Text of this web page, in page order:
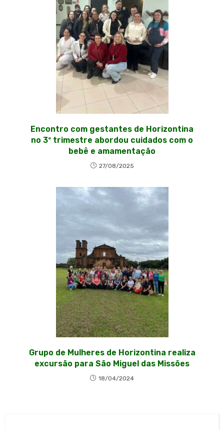
Encontro com gestantes de Horizontina
no 3º trimestre abordou cuidados com o
bebê e amamentação
27/08/2025
Grupo de Mulheres de Horizontina realiza
excursão para São Miguel das Missões
18/04/2024